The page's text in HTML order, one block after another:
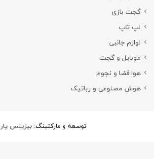
گجت بازی
لپ تاپ
لوازم جانبی
موبایل و گجت
هوا فضا و نجوم
هوش مصنوعی و رباتیک
توسعه و مارکتینگ: بیزینس یار